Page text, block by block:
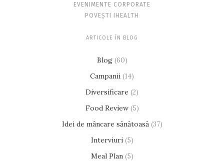
EVENIMENTE CORPORATE
POVEȘTI IHEALTH
ARTICOLE ÎN BLOG
Blog(60)
Campanii (14)
Diversificare (2)
Food Review(5)
Idei de mâncare sănătoasă(37)
Interviuri(5)
Meal Plan(5)